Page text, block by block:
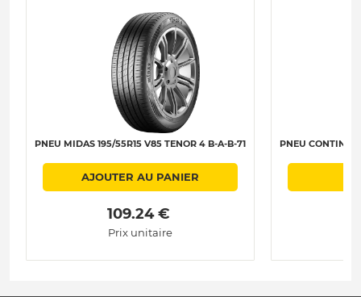
PNEU MIDAS 195/55R15 V85 TENOR 4 B-A-B-71
AJOUTER AU PANIER
109.24 €
Prix unitaire
PNEU